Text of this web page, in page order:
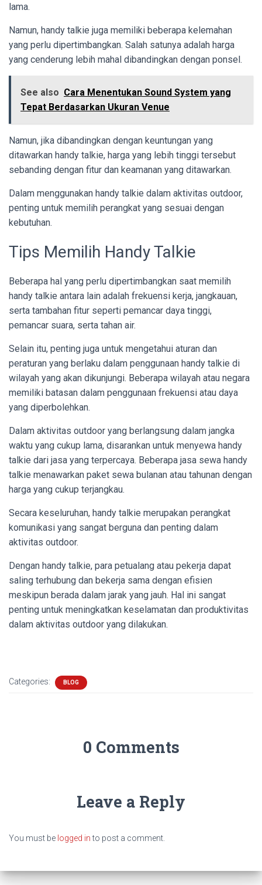
lama.
Namun, handy talkie juga memiliki beberapa kelemahan
yang perlu dipertimbangkan. Salah satunya adalah harga
yang cenderung lebih mahal dibandingkan dengan ponsel.
See also Cara Menentukan Sound System yang
Tepat Berdasarkan Ukuran Venue
Namun, jika dibandingkan dengan keuntungan yang
ditawarkan handy talkie, harga yang lebih tinggi tersebut
sebanding dengan fitur dan keamanan yang ditawarkan.
Dalam menggunakan handy talkie dalam aktivitas outdoor,
penting untuk memilih perangkat yang sesuai dengan
kebutuhan.
Tips Memilih Handy Talkie
Beberapa hal yang perlu dipertimbangkan saat memilih
handy talkie antara lain adalah frekuensi kerja, jangkauan,
serta tambahan fitur seperti pemancar daya tinggi,
pemancar suara, serta tahan air.
Selain itu, penting juga untuk mengetahui aturan dan
peraturan yang berlaku dalam penggunaan handy talkie di
wilayah yang akan dikunjungi. Beberapa wilayah atau negara
memiliki batasan dalam penggunaan frekuensi atau daya
yang diperbolehkan.
Dalam aktivitas outdoor yang berlangsung dalam jangka
waktu yang cukup lama, disarankan untuk menyewa handy
talkie dari jasa yang terpercaya. Beberapa jasa sewa handy
talkie menawarkan paket sewa bulanan atau tahunan dengan
harga yang cukup terjangkau.
Secara keseluruhan, handy talkie merupakan perangkat
komunikasi yang sangat berguna dan penting dalam
aktivitas outdoor.
Dengan handy talkie, para petualang atau pekerja dapat
saling terhubung dan bekerja sama dengan efisien
meskipun berada dalam jarak yang jauh. Hal ini sangat
penting untuk meningkatkan keselamatan dan produktivitas
dalam aktivitas outdoor yang dilakukan.
Categories: BLOG
0 Comments
Leave a Reply
You must be logged into post a comment.